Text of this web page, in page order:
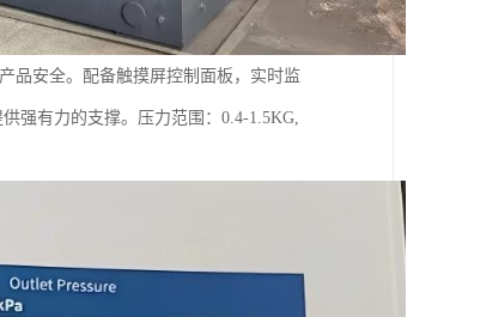
品安全。配备触摸屏控制面板，实时监
强有力的支撑。压力范围：0.4-1.5KG,